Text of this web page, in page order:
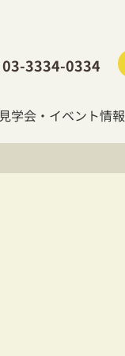
03-3334-0334
見学会・イベント情報